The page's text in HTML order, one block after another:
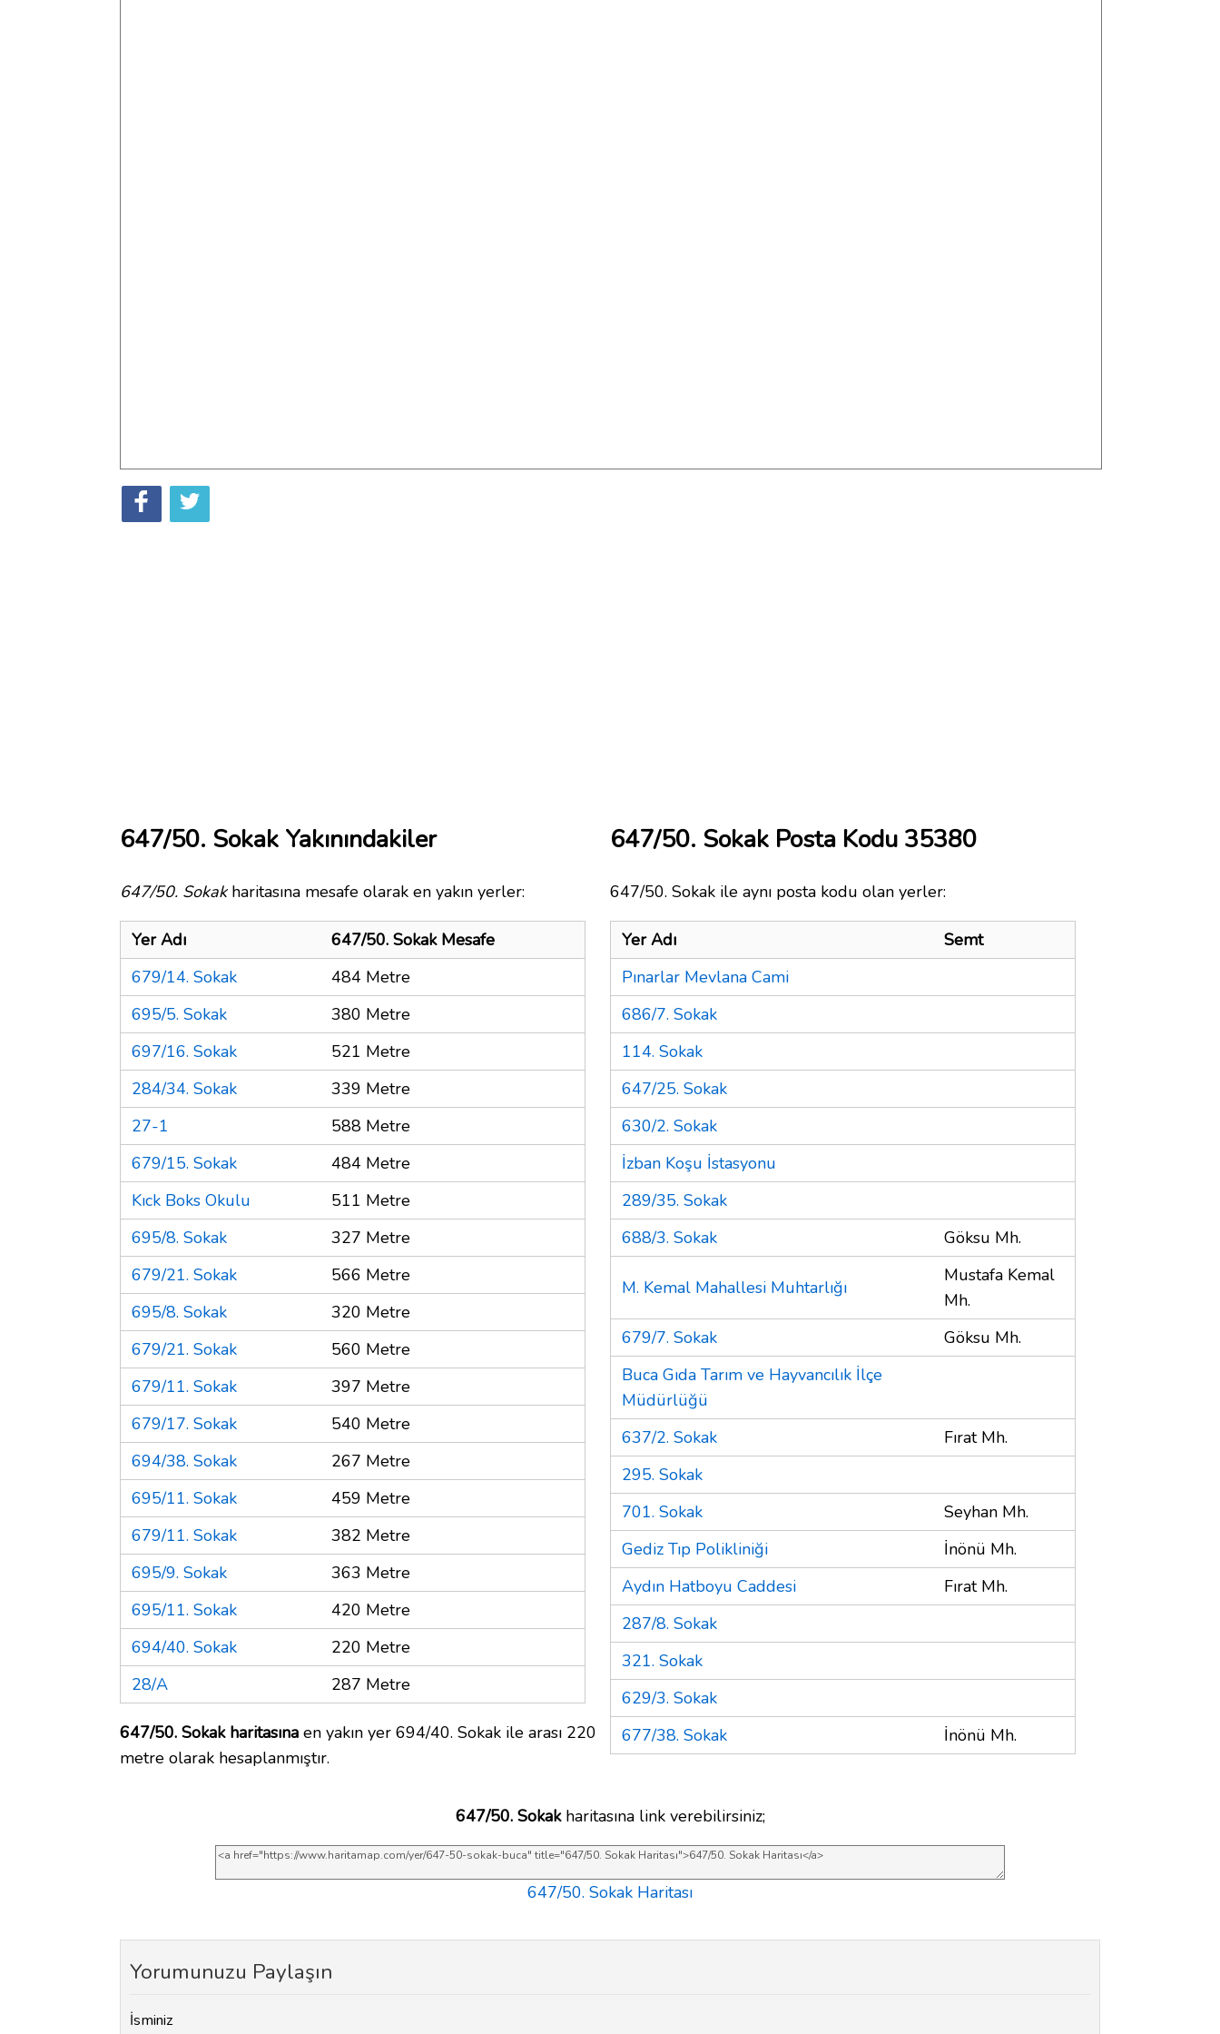
647/50. Sokak Yakınındakiler
647/50. Sokakharitasına mesafe olarak en yakın yerler:
Yer Adı
647/50. Sokak Mesafe
679/14. Sokak
484 Metre
695/5. Sokak
380 Metre
697/16. Sokak
521 Metre
284/34. Sokak
339 Metre
27-1
588 Metre
679/15. Sokak
484 Metre
Kıck Boks Okulu
511 Metre
695/8. Sokak
327 Metre
679/21. Sokak
566 Metre
695/8. Sokak
320 Metre
679/21. Sokak
560 Metre
679/11. Sokak
397 Metre
679/17. Sokak
540 Metre
694/38. Sokak
267 Metre
695/11. Sokak
459 Metre
679/11. Sokak
382 Metre
695/9. Sokak
363 Metre
695/11. Sokak
420 Metre
694/40. Sokak
220 Metre
28/A
287 Metre
647/50. Sokak haritasına en yakın yer 694/40. Sokak ile arası 220
metre olarak hesaplanmıştır.
647/50. Sokak Posta Kodu 35380
647/50. Sokak ile aynı posta kodu olan yerler:
Yer Adı
Semt
Pınarlar Mevlana Cami
686/7. Sokak
114. Sokak
647/25. Sokak
630/2. Sokak
İzban Koşu İstasyonu
289/35. Sokak
688/3. Sokak
Göksu Mh.
M. Kemal Mahallesi Muhtarlığı
Mustafa Kemal
Mh.
679/7. Sokak
Göksu Mh.
Buca Gıda Tarım ve Hayvancılık İlçe
Müdürlüğü
637/2. Sokak
Fırat Mh.
295. Sokak
701. Sokak
Seyhan Mh.
Gediz Tıp Polikliniği
İnönü Mh.
Aydın Hatboyu Caddesi
Fırat Mh.
287/8. Sokak
321. Sokak
629/3. Sokak
677/38. Sokak
İnönü Mh.
647/50. Sokakharitasına link verebilirsiniz;
647/50. Sokak Haritası
Yorumunuzu Paylaşın
İsminiz